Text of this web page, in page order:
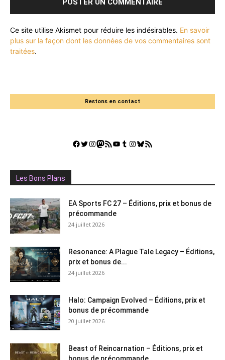
Ce site utilise Akismet pour réduire les indésirables. En savoir
plus sur la façon dont les données de vos commentaires sont
traitées.
Restons en contact
Facebook
Twitter
Instagram
Mastodon
Flux RSSYouTube
Tumblr
Instagram
Bluesky
GestGame
Les Bons Plans
EA Sports FC 27 – Éditions, prix et bonus de
précommande
24 juillet 2026
Resonance: A Plague Tale Legacy – Éditions,
prix et bonus de...
24 juillet 2026
Halo: Campaign Evolved – Éditions, prix et
bonus de précommande
20 juillet 2026
Beast of Reincarnation – Éditions, prix et